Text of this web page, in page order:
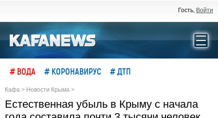
Гость, Войти
# ВОДА # КОРОНАВИРУС # ДТП
Кафа > Новости Крыма >
Естественная убыль в Крыму с начала